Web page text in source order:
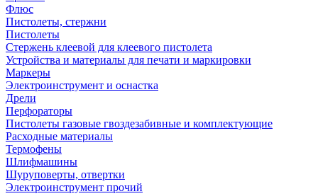
Флюс
Пистолеты, стержни
Пистолеты
Стержень клеевой для клеевого пистолета
Устройства и материалы для печати и маркировки
Маркеры
Электроинструмент и оснастка
Дрели
Перфораторы
Пистолеты газовые гвоздезабивные и комплектующие
Расходные материалы
Термофены
Шлифмашины
Шуруповерты, отвертки
Электроинструмент прочий